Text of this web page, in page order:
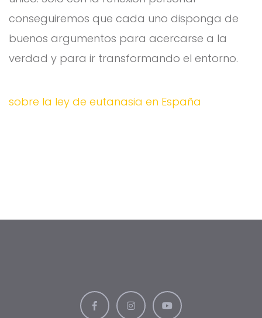
conseguiremos que cada uno disponga de
buenos argumentos para acercarse a la
verdad y para ir transformando el entorno.
sobre la ley de eutanasia en España